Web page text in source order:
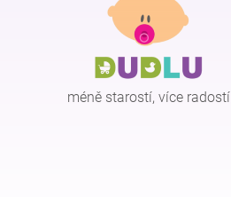
méně starostí, více radostí